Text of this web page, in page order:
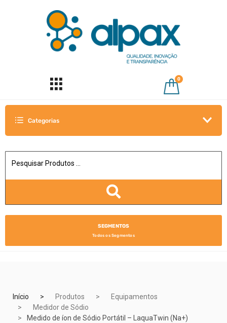
0
Categorias
SEGMENTOS
Todos os Segmentos
Início Produtos
Equipamentos
Medidor de Sódio
Medido de íon de Sódio Portátil – LaquaTwin (Na+)